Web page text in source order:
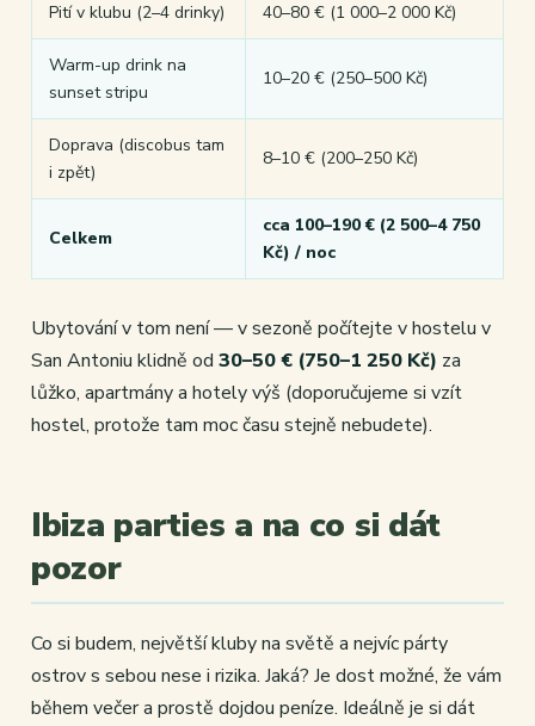
Pití v klubu (2–4 drinky) 40–80 € (1 000–2 000 Kč)
Warm-up drink na
sunset stripu
10–20 € (250–500 Kč)
Doprava (discobus tam
i zpět)
8–10 € (200–250 Kč)
Celkem
cca 100–190 € (2 500–4 750
Kč) / noc
Ubytování v tom není — v sezoně počítejte v hostelu v
San Antoniu klidně od 30–50 € (750–1 250 Kč) za
lůžko, apartmány a hotely výš (doporučujeme si vzít
hostel, protože tam moc času stejně nebudete).
Ibiza parties a na co si dát
pozor
Co si budem, největší kluby na světě a nejvíc párty
ostrov s sebou nese i rizika. Jaká? Je dost možné, že vám
během večer a prostě dojdou peníze. Ideálně je si dát